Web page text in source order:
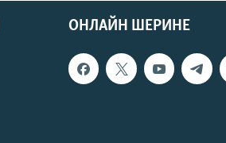
ОНЛАЙН ШЕРИНЕ